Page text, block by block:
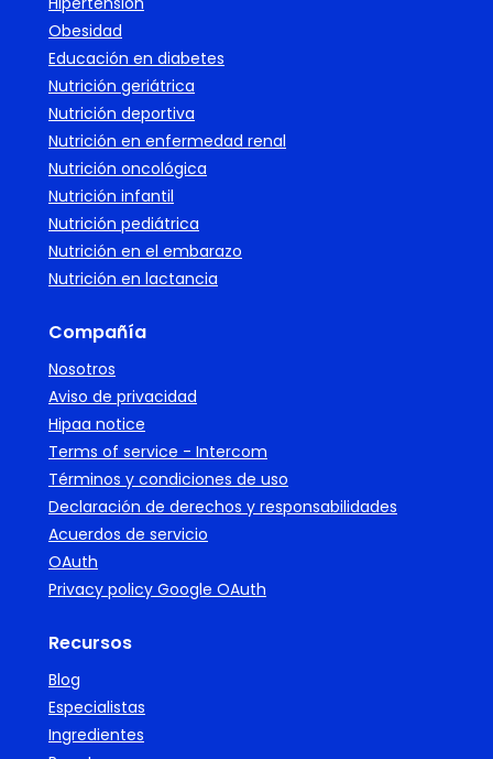
Obesidad
Educación en diabetes
Nutrición geriátrica
Nutrición deportiva
Nutrición en enfermedad renal
Nutrición oncológica
Nutrición infantil
Nutrición pediátrica
Nutrición en el embarazo
Nutrición en lactancia
Compañía
Nosotros
Aviso de privacidad
Hipaa notice
Terms of service - Intercom
Términos y condiciones de uso
Declaración de derechos y responsabilidades
Acuerdos de servicio
OAuth
Privacy policy Google OAuth
Recursos
Blog
Especialistas
Ingredientes